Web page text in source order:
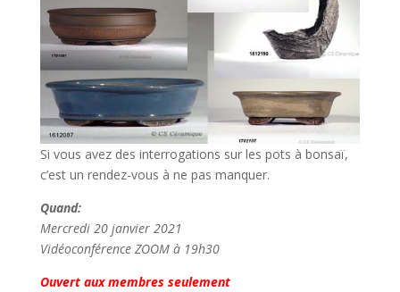
Si vous avez des interrogations sur les pots à bonsaï,
c’est un rendez-vous à ne pas manquer.
Quand:
Mercredi 20 janvier 2021
Vidéoconférence ZOOM à 19h30
Ouvert aux membres seulement